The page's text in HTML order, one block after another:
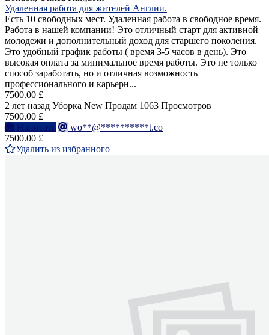
Удаленная работа для жителей Англии.
Есть 10 свободных мест. Удаленная работа в свободное время.
Работа в нашей компании! Это отличный старт для активной
молодежи и дополнительный доход для старшего поколения.
Это удобный график работы ( время 3-5 часов в день). Это
высокая оплата за минимальное время работы. Это не только
способ заработать, но и отличная возможность
профессионального и карьерн...
7500.00 £
2 лет назад Уборка New Продам 1063 Просмотров
7500.00 £
Написать
wo**@**********t.co
7500.00 £
Удалить из избранного